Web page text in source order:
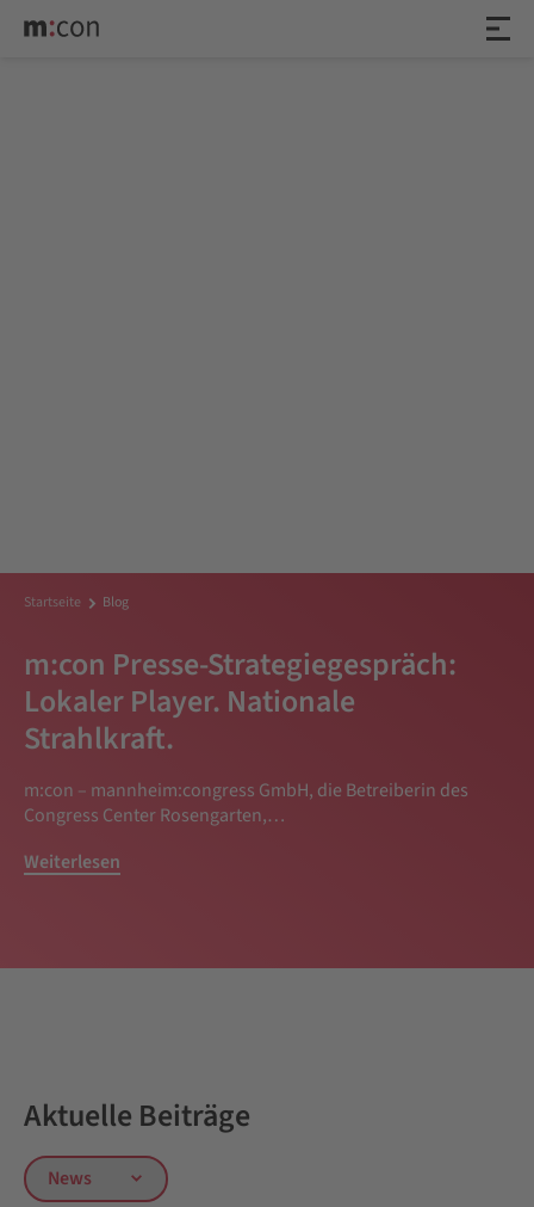
Startseite Blog
m:con Presse-Strategiegespräch:
Lokaler Player. Nationale
Strahlkraft.
m:con – mannheim:congress GmbH, die Betreiberin des
Congress Center Rosengarten,…
Weiterlesen
Aktuelle Beiträge